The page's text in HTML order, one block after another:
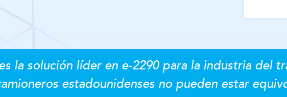
la solución líder en e-2290 para la industria del
estadounidenses no pueden estar